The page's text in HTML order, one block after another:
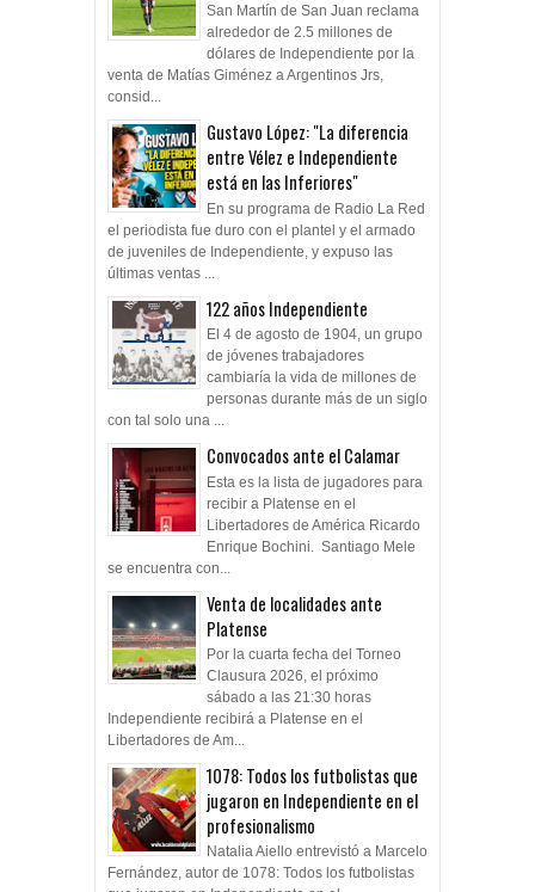
San Martín de San Juan reclama
alrededor de 2.5 millones de
dólares de Independiente por la
venta de Matías Giménez a Argentinos Jrs,
consid...
Gustavo López: "La diferencia
entre Vélez e Independiente
está en las Inferiores"
En su programa de Radio La Red
el periodista fue duro con el plantel y el armado
de juveniles de Independiente, y expuso las
últimas ventas ...
122 años Independiente
El 4 de agosto de 1904, un grupo
de jóvenes trabajadores
cambiaría la vida de millones de
personas durante más de un siglo
con tal solo una ...
Convocados ante el Calamar
Esta es la lista de jugadores para
recibir a Platense en el
Libertadores de América Ricardo
Enrique Bochini. Santiago Mele
se encuentra con...
Venta de localidades ante
Platense
Por la cuarta fecha del Torneo
Clausura 2026, el próximo
sábado a las 21:30 horas
Independiente recibirá a Platense en el
Libertadores de Am...
1078: Todos los futbolistas que
jugaron en Independiente en el
profesionalismo
Natalia Aiello entrevistó a Marcelo
Fernández, autor de 1078: Todos los futbolistas